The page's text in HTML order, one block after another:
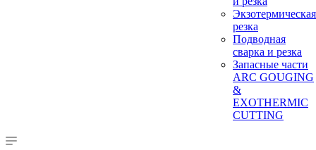
Экзотермическая
резка
Подводная
сварка и резка
Запасные части
ARC GOUGING
&
EXOTHERMIC
CUTTING